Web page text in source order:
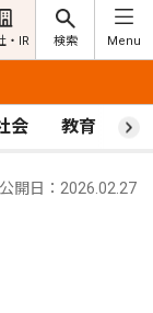
・IR 検索 Menu
会 教育 ス
公開日：2026.02.27